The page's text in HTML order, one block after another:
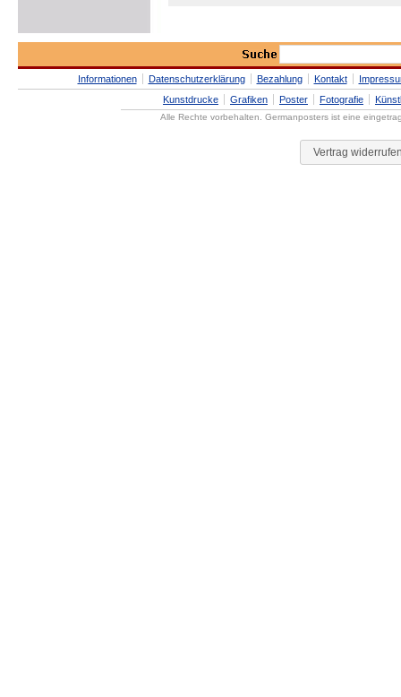
Informationen Datenschutzerklärung Bezahlung Kontakt
Kunstdrucke
Grafiken Poster Fotografie
Alle Rechte vorbehalten. Germanposters ist eine
Vertrag